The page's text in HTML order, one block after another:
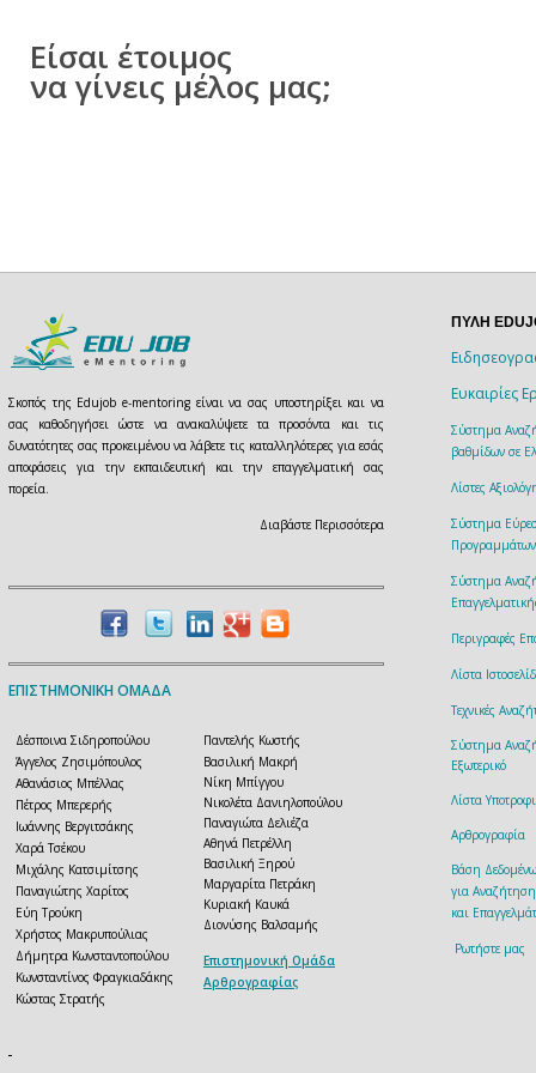
Είσαι έτοιμος
να γίνεις μέλος μας;
Σκοπός της Edujob e-mentoring είναι να σας υποστηρίξει και να
σας καθοδηγήσει ώστε να ανακαλύψετε τα προσόντα και τις
δυνατότητες σας προκειμένου να λάβετε τις καταλληλότερες για εσάς
αποφάσεις για την εκπαιδευτική και την επαγγελματική σας
πορεία.
Διαβάστε Περισσότερα
ΕΠΙΣΤΗΜΟΝΙΚΗ ΟΜΑΔΑ
Δέσποινα Σιδηροπούλου
Άγγελος Ζησιμόπουλος
Αθανάσιος Μπέλλας
Πέτρος Μπερερής
Ιωάννης Βεργιτσάκης
Χαρά Τσέκου
Μιχάλης Κατσιμίτσης
Παναγιώτης Χαρίτος
Εύη Τρούκη
Χρήστος Μακρυπούλιας
Δήμητρα Κωνσταντοπούλου
Κωνσταντίνος Φραγκιαδάκης
Κώστας Στρατής
Παντελής Κωστής
Βασιλική Μακρή
Νίκη Μπίγγου
Νικολέτα Δανιηλοπούλου
Παναγιώτα Δελιέζα
Αθηνά Πετρέλλη
Βασιλική Ξηρού
Μαργαρίτα Πετράκη
Κυριακή Καυκά
Διονύσης Βαλσαμής
Επιστημονική Ομάδα
Αρθρογραφίας
ΠΥΛΗ
Ευκαιρίες
Σύστημα
βαθμίδων σε
Λίστες
Σύστημα
Σύστημα
Περιγραφές
Λίστα
Τεχνικές
Σύστημα
Εξωτερικό
Λίστα
Αρθρογραφία
Βάση
για
και
Ρωτήστε μας